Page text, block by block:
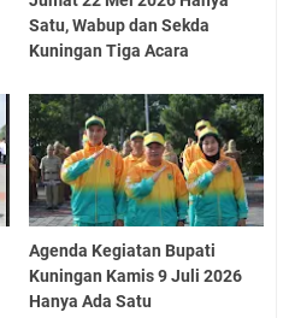
Satu, Wabup dan Sekda
Kuningan Tiga Acara
Agenda Kegiatan Bupati
Kuningan Kamis 9 Juli 2026
Hanya Ada Satu